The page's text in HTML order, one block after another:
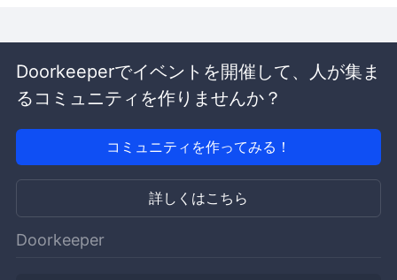
Doorkeeperでイベントを開催して、人が集ま
るコミュニティを作りませんか？
コミュニティを作ってみる！
詳しくはこちら
Doorkeeper